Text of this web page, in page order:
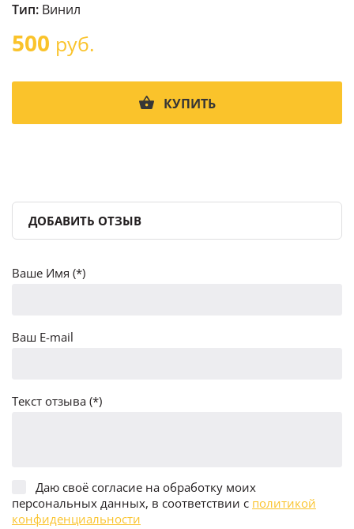
Тип: Винил
500 руб.
КУПИТЬ
ДОБАВИТЬ ОТЗЫВ
Ваше Имя (*)
Ваш E-mail
Текст отзыва (*)
Даю своё согласие на обработку моих
персональных данных, в соответствии с политикой
конфиденциальности